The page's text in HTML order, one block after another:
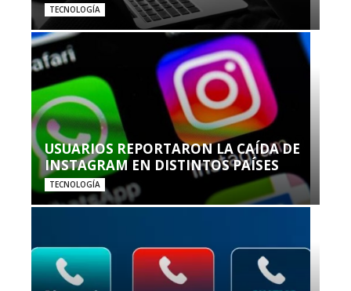
TECNOLOGÍA
USUARIOS REPORTARON LA CAÍDA DE
INSTAGRAM EN DISTINTOS PAÍSES
TECNOLOGÍA